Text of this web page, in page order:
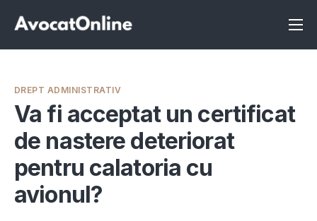
Înscrie-te ca avocat
Servicii
Despre noi
Programeaza consultanta
Intrebari
DREPT ADMINISTRATIV
Va fi acceptat un certificat
de nastere deteriorat
pentru calatoria cu
avionul?